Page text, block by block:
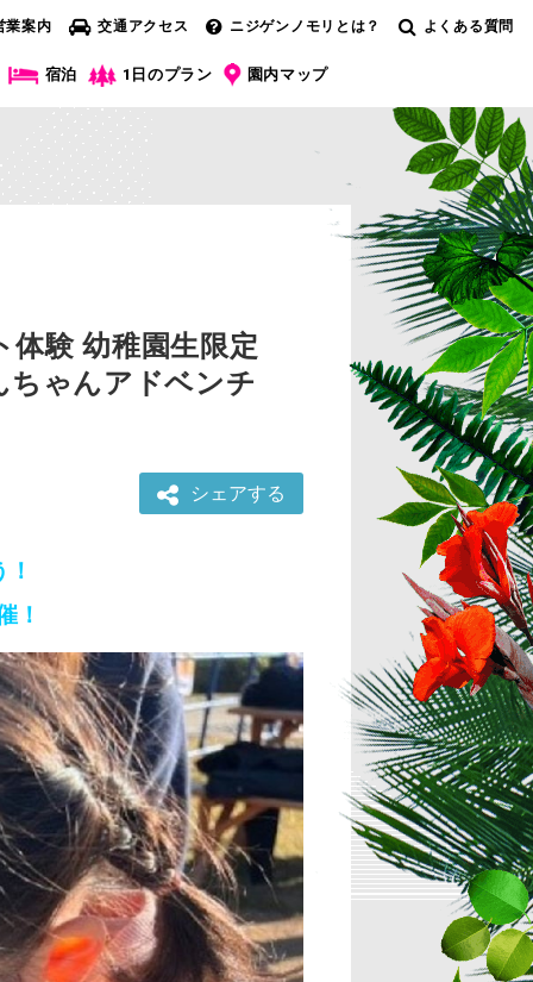
業案内 交通アクセス ニジゲンノモリとは？ よくある質問
宿泊 1日のプラン 園内マップ
験 幼稚園生限定
ちゃんアドベンチ
シェアする
！